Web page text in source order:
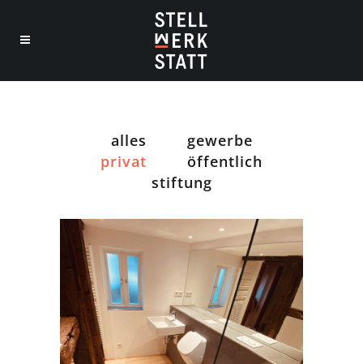
alles
gewerbe
privat
öffentlich
stiftung
BADSANIERUNG | DETMOLD